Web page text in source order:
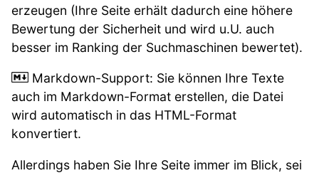
erzeugen (Ihre Seite erhält dadurch eine höhere
Bewertung der Sicherheit und wird u.U. auch
besser im Ranking der Suchmaschinen bewertet).
Markdown-Support: Sie können Ihre Texte
auch im Markdown-Format erstellen, die Datei
wird automatisch in das HTML-Format
konvertiert.
Allerdings haben Sie Ihre Seite immer im Blick, sei